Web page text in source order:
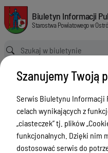
Wykaz telefonów
Biuletyn Informacji Publicznej
Biuletyn Informacji
Starostwa Powiatowego w
Ścieżka powrotu
Strona główna Informacja
Informacja
Menu Przedmiotowe
Starostwo Powiatowe
Poradnik Interesanta
Szanujemy Twoją
Serwis Biuletynu Informacji
celach wynikających z
„ciasteczek” tj. plików
funkcjonalnych. Dzięki nim
dostosować serwis do